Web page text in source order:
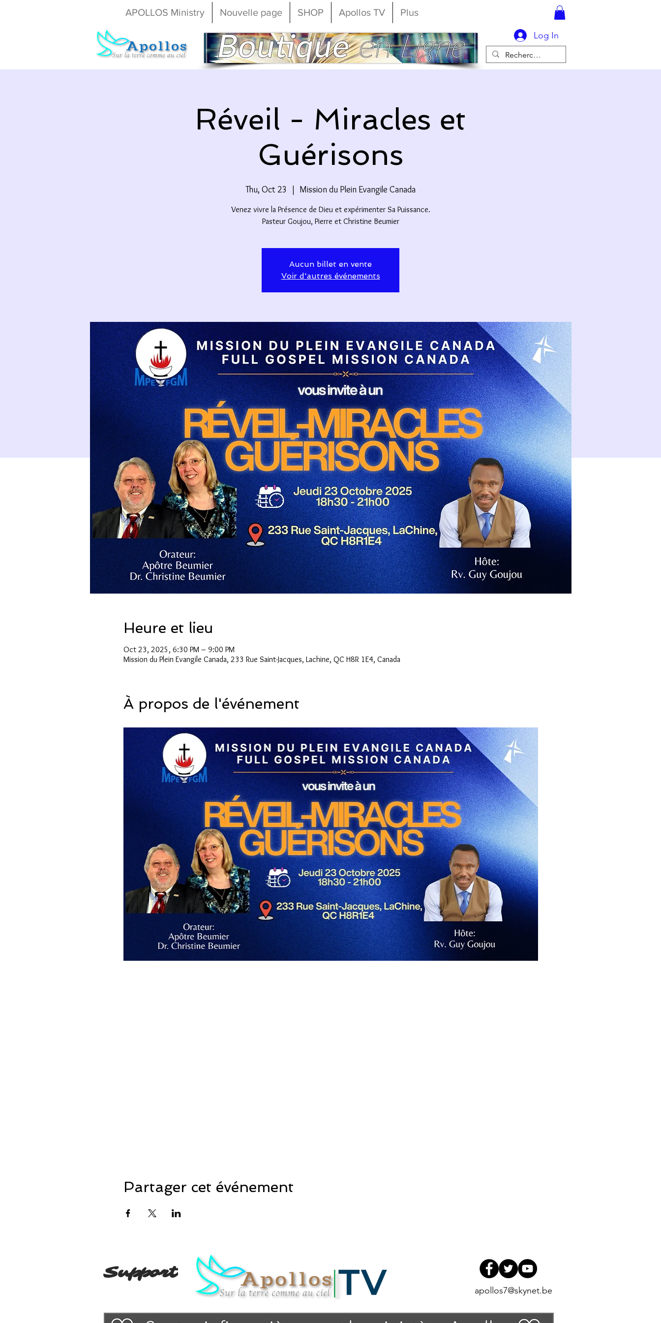
APOLLOS Ministry Nouvelle page SHOP Apollos TV Plus
Log In
Réveil - Miracles et
Guérisons
Thu, Oct 23
  |
Mission du Plein Evangile Canada
Venez vivre la Présence de Dieu et expérimenter Sa Puissance.
Pasteur Goujou, Pierre et Christine Beumier
Aucun billet en vente
Voir d'autres événements
Heure et lieu
Oct 23, 2025, 6:30 PM – 9:00 PM
Mission du Plein Evangile Canada, 233 Rue Saint-Jacques, Lachine, QC H8R 1E4, Canada
À propos de l'événement
Partager cet événement
Support
apollos7@skynet.be